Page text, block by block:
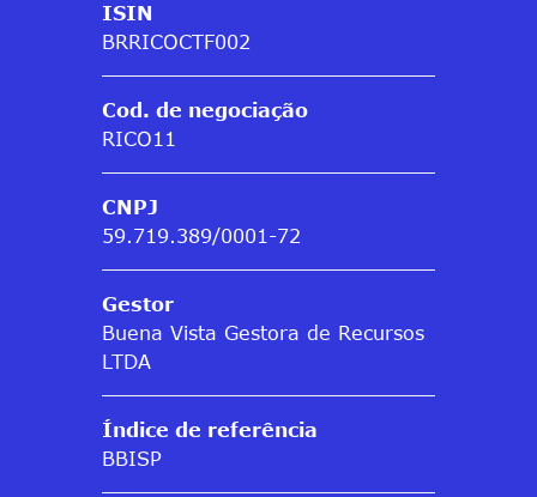
ISIN
BRRICOCTF002
Cod. de negociação
RICO11
CNPJ
59.719.389/0001-72
Gestor
Buena Vista Gestora de Recursos
LTDA
Índice de referência
BBISP